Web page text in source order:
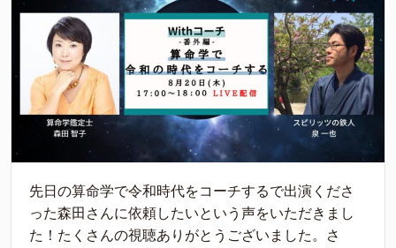
先日の算命学で令和時代をコーチするで出演くださ
った森田さんに依頼したいという声をいただきまし
た！たくさんの視聴ありがとうございました。さ